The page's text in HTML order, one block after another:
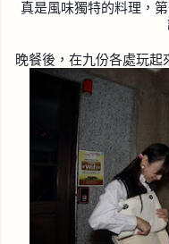
真是風味獨特的料理，
晚餐後，在九份各處玩起